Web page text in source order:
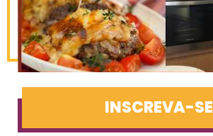
INSCREVA-SE